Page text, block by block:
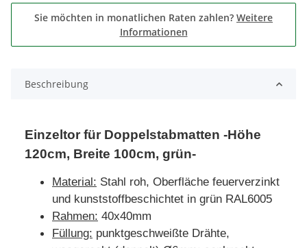
Sie möchten in monatlichen Raten zahlen? Weitere
Informationen
Beschreibung
Einzeltor für Doppelstabmatten -Höhe
120cm, Breite 100cm, grün-
Material: Stahl roh, Oberfläche feuerverzinkt
und kunststoffbeschichtet in grün RAL6005
Rahmen: 40x40mm
Füllung: punktgeschweißte Drähte,